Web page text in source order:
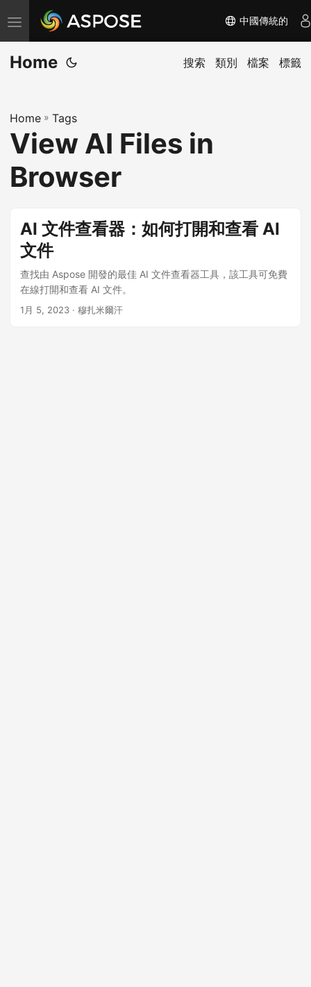
切
换
导
中國傳統的
Home 搜索 類別 檔案 標籤
Home » Tags
View AI Files in
Browser
AI 文件查看器：如何打開和查看 AI
文件
查找由 Aspose 開發的最佳 AI 文件查看器工具，該工具可免費
在線打開和查看 AI 文件。
1月 5, 2023 · 穆扎米爾汗